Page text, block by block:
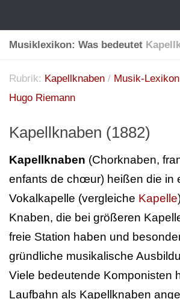
Musiklexikon: Was bedeutet
Rubrik: Kapellknaben / Musik-
Hugo Riemann
Kapellknaben (1882)
Kapellknaben (Chorknaben,
enfants de chœur) heißen die in
Vokalkapelle (vergleiche Kapelle
Knaben, die bei größeren
freie Station haben und
gründliche musikalische
Viele bedeutende Komponisten
Laufbahn als Kapellknaben